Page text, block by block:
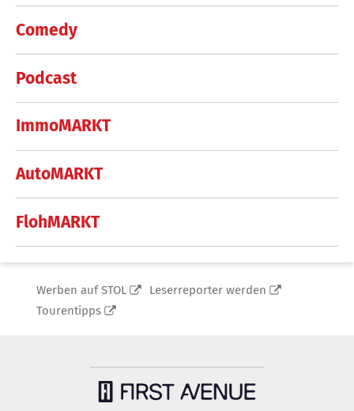
Comedy
Podcast
ImmoMARKT
AutoMARKT
FlohMARKT
Werben auf STOL
Leserreporter werden
Tourentipps